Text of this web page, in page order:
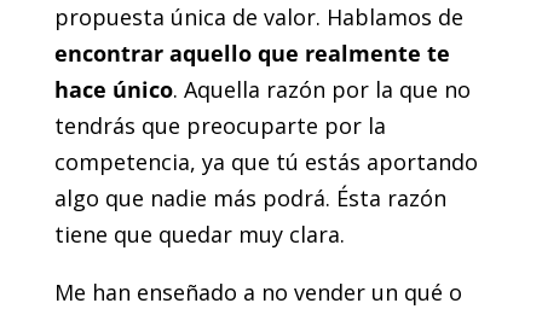
propuesta única de valor. Hablamos de
encontrar aquello que realmente te
hace único. Aquella razón por la que no
tendrás que preocuparte por la
competencia, ya que tú estás aportando
algo que nadie más podrá. Ésta razón
tiene que quedar muy clara.
Me han enseñado a no vender un qué o